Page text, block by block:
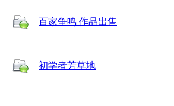
百家争鸣 作品出售
初学者芳草地